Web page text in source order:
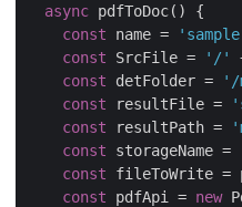
async pdfToDoc() {
const name =
const SrcFile = '/'
const detFolder = '/
const resultFile =
const resultPath =
const storageName =
const fileToWrite =
const pdfApi = new